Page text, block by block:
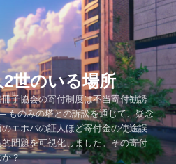
世のいる場所
子協会の寄付制度は不当寄付勧誘
ものみの塔との訴訟を通じて、疑念
エホバの証人ほど寄付金の使途誤
問題を可視化しました。その寄付
か？